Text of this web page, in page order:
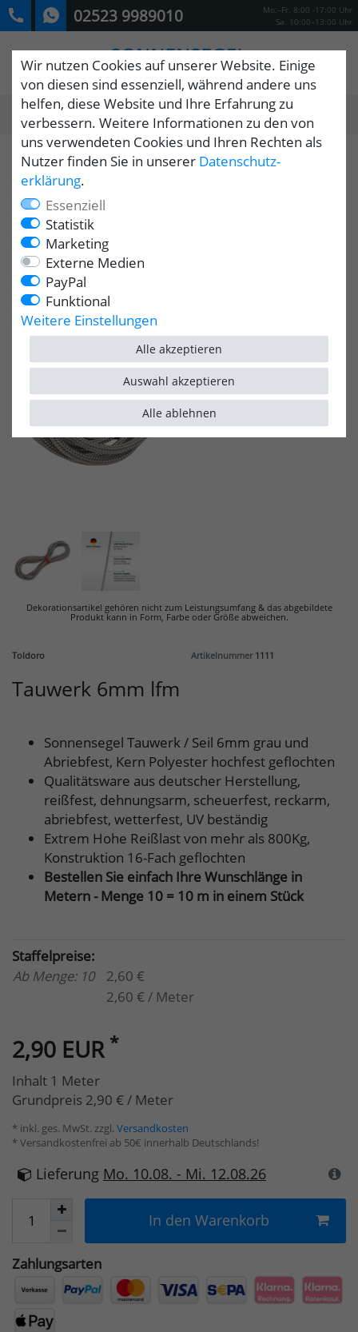
02523 9989010
Mo.–Fr. 8:00 -17:00 Uhr
Sa. 10:00–13:00 Uhr
0
Dekorationsartikel gehören nicht zum Leistungsumfang & das abgebildete
Produkt kann in Form, Farbe oder Größe abweichen.
Toldoro Artikelnummer 1111
Tauwerk 6mm lfm
Sonnensegel Tauwerk / Seil 6mm grau und
Abriebfest, Kern Polyester hochfest geflochten
Qualitätsware aus deutscher Herstellung,
reißfest, dehnungsarm, scheuerfest, reckarm,
abriebfest, wetterfest, UV beständig
Extrem Hohe Reißlast von mehr als 800Kg,
Konstruktion 16-Fach geflochten
Bestellen Sie einfach Ihre Wunschlänge in
Metern - Menge 10 = 10 m in einem Stück
Staffelpreise:
Ab Menge: 10
2,60 €
2,60 € / Meter
2,90 EUR *
Inhalt 1 Meter
Grundpreis 2,90 € / Meter
* inkl. ges. MwSt. zzgl. Versandkosten
* Versandkostenfrei ab 50€ innerhalb Deutschlands!
Lieferung Mo. 10.08. - Mi. 12.08.26
In den Warenkorb
Zahlungsarten
Wir nutzen Cookies auf unserer Website. Einige
von diesen sind essenziell, während andere uns
helfen, diese Website und Ihre Erfahrung zu
verbessern. Weitere Informationen zu den von
uns verwendeten Cookies und Ihren Rechten als
Nutzer finden Sie in unserer Daten­schutz­
erklärung.
Essenziell
Statistik
Marketing
Externe Medien
PayPal
Funktional
Weitere Einstellungen
Alle akzeptieren
Alle ablehnen
Auswahl akzeptieren